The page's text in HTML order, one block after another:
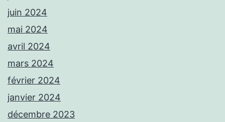
juin 2024
mai 2024
avril 2024
mars 2024
février 2024
janvier 2024
décembre 2023